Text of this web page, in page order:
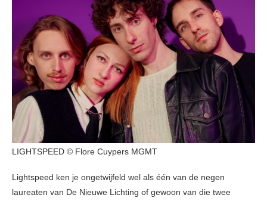
LIGHTSPEED © Flore Cuypers MGMT
Lightspeed ken je ongetwijfeld wel als één van de negen
laureaten van De Nieuwe Lichting of gewoon van die twee